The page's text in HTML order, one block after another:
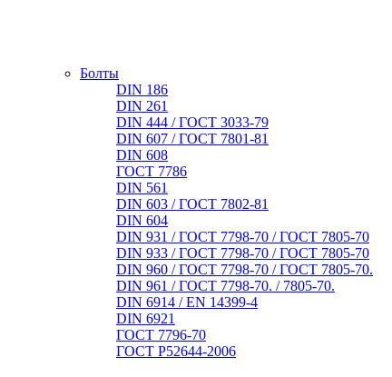
Болты
DIN 186
DIN 261
DIN 444 / ГОСТ 3033-79
DIN 607 / ГОСТ 7801-81
DIN 608
ГОСТ 7786
DIN 561
DIN 603 / ГОСТ 7802-81
DIN 604
DIN 931 / ГОСТ 7798-70 / ГОСТ 7805-70
DIN 933 / ГОСТ 7798-70 / ГОСТ 7805-70
DIN 960 / ГОСТ 7798-70 / ГОСТ 7805-70.
DIN 961 / ГОСТ 7798-70. / 7805-70.
DIN 6914 / EN 14399-4
DIN 6921
ГОСТ 7796-70
ГОСТ Р52644-2006